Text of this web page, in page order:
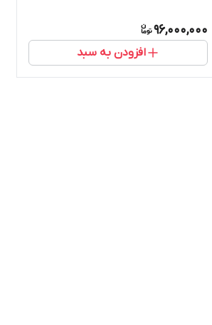
96,000,000
افزودن به سبد